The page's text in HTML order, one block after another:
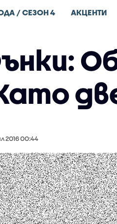
/ СЕЗОН 4 АКЦЕНТИ
2016 00:44